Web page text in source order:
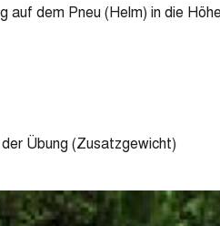
dem Pneu (Helm) in die
Übung (Zusatzgewicht)